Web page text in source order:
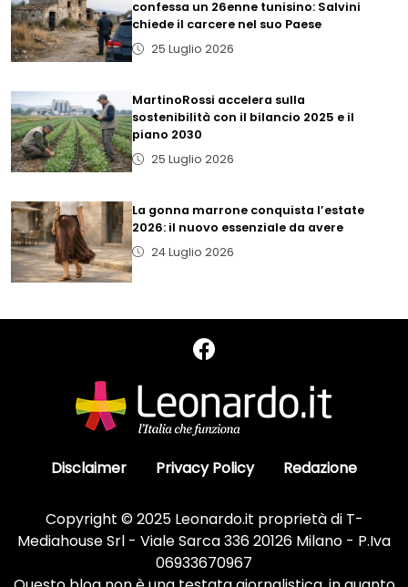
confessa un 26enne tunisino: Salvini
chiede il carcere nel suo Paese
25 Luglio 2026
MartinoRossi accelera sulla
sostenibilità con il bilancio 2025 e il
piano 2030
25 Luglio 2026
La gonna marrone conquista l’estate
2026: il nuovo essenziale da avere
24 Luglio 2026
Disclaimer Privacy Policy Redazione
Copyright © 2025 Leonardo.it proprietà di T-
Mediahouse Srl - Viale Sarca 336 20126 Milano - P.Iva
06933670967